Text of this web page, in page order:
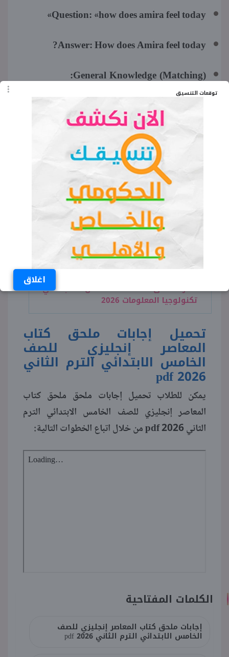
توقعات التنسيق
اغلاق
Question:«how does amira feel today»
Answer:How does Amira feel today?
General Knowledge (Matching):
«An elephant is ......»
Answer:...... very big and has a trunk.
اقرأ المزيد:
نماذج امتحانات شهر إبريل
قطر الندى للصف الخامس الابتدائي عربي
نماذج امتحانات شهر إبريل
قطر الندى للصف الخامس الابتدائي
اقرأ المزيد:
نماذج امتحانات شهر إبريل
قطر الندى للصف الخامس الابتدائي
تكنولوجيا المعلومات 2026
تحميل إجابات ملحق كتاب
المعاصر إنجليزي للصف
الخامس الابتدائي الترم الثاني
pdf 2026
يمكن للطلاب تحميل إجابات ملحق ملحق كتاب
المعاصر إنجليزي للصف الخامس الابتدائي الترم
الثاني pdf 2026 من خلال اتباع الخطوات التالية:
الكلمات المفتاحية
إجابات ملحق كتاب المعاصر إنجليزي للصف
الخامس الابتدائي الترم الثاني pdf 2026